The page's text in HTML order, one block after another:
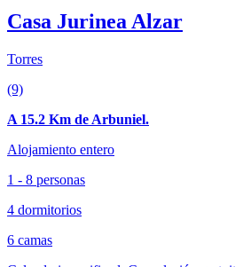
Casa Jurinea Alzar
Torres
(9)
A 15.2 Km de Arbuniel.
Alojamiento entero
1 - 8 personas
4 dormitorios
6 camas